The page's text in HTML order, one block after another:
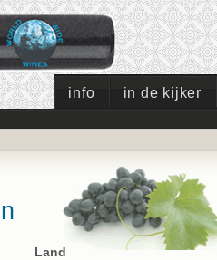
info in de kijker
Land